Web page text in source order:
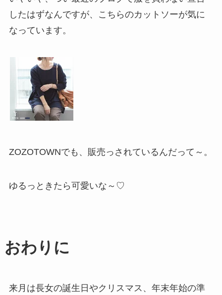
したはずなんですが、こちらのカットソーが気に
なっています。
ZOZOTOWNでも、販売っされているんだって～。
ゆるっときたら可愛いな～♡
おわりに
来月は長女の誕生日やクリスマス、年末年始の準